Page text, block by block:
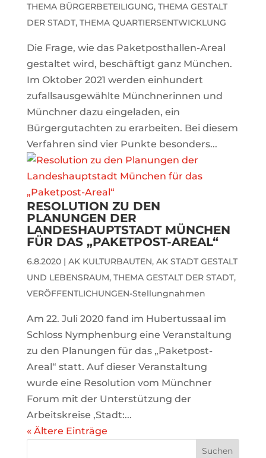
THEMA BÜRGERBETEILIGUNG, THEMA GESTALT
DER STADT, THEMA QUARTIERSENTWICKLUNG
Die Frage, wie das Paketposthallen-Areal
gestaltet wird, beschäftigt ganz München.
Im Oktober 2021 werden einhundert
zufallsausgewählte Münchnerinnen und
Münchner dazu eingeladen, ein
Bürgergutachten zu erarbeiten. Bei diesem
Verfahren sind vier Punkte besonders...
RESOLUTION ZU DEN
PLANUNGEN DER
LANDESHAUPTSTADT MÜNCHEN
FÜR DAS „PAKETPOST-AREAL“
6.8.2020| AK KULTURBAUTEN, AK STADT GESTALT
UND LEBENSRAUM, THEMA GESTALT DER STADT,
VERÖFFENTLICHUNGEN-Stellungnahmen
Am 22. Juli 2020 fand im Hubertussaal im
Schloss Nymphenburg eine Veranstaltung
zu den Planungen für das „Paketpost-
Areal“ statt. Auf dieser Veranstaltung
wurde eine Resolution vom Münchner
Forum mit der Unterstützung der
Arbeitskreise ‚Stadt:...
« Ältere Einträge